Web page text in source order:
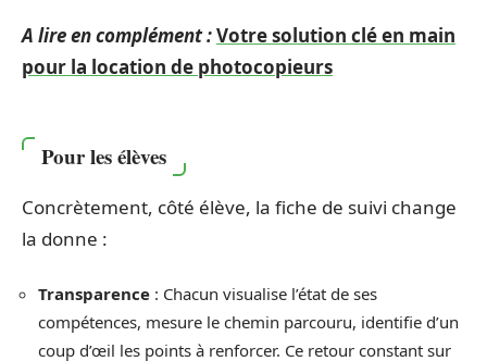
A lire en complément :Votre solution clé en main
pour la location de photocopieurs
Pour les élèves
Concrètement, côté élève, la fiche de suivi change
la donne :
Transparence : Chacun visualise l’état de ses
compétences, mesure le chemin parcouru, identifie d’un
coup d’œil les points à renforcer. Ce retour constant sur